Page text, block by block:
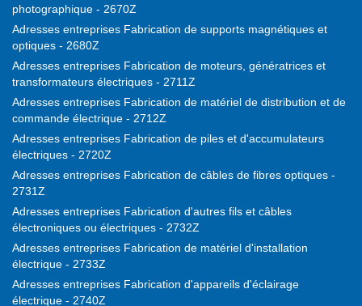
photographique - 2670Z
Adresses entreprises Fabrication de supports magnétiques et
optiques - 2680Z
Adresses entreprises Fabrication de moteurs, génératrices et
transformateurs électriques - 2711Z
Adresses entreprises Fabrication de matériel de distribution et de
commande électrique - 2712Z
Adresses entreprises Fabrication de piles et d'accumulateurs
électriques - 2720Z
Adresses entreprises Fabrication de câbles de fibres optiques -
2731Z
Adresses entreprises Fabrication d'autres fils et câbles
électroniques ou électriques - 2732Z
Adresses entreprises Fabrication de matériel d'installation
électrique - 2733Z
Adresses entreprises Fabrication d'appareils d'éclairage
électrique - 2740Z